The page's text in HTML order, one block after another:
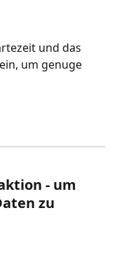
und das
um genuge
- um
zu